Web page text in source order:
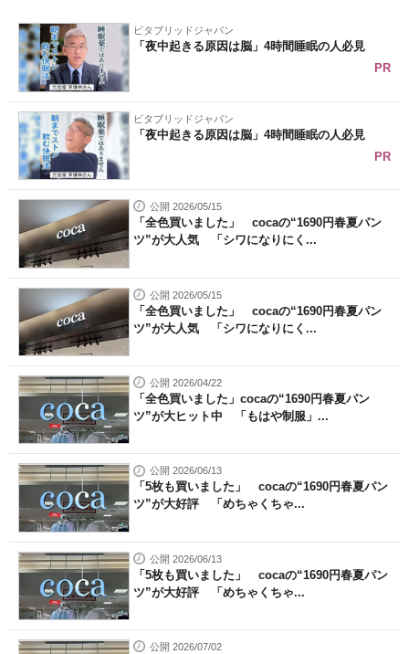
モノづくり技術者専門サイト
エレクトロニクス専門サイト
電子設計の基本と応用
エネルギーの専門メディア
ちょっと気になるネットの話題
ビタブリッドジャパン
「夜中起きる原因は脳」4時間睡眠の人必見
PR
ビタブリッドジャパン
「夜中起きる原因は脳」4時間睡眠の人必見
PR
公開 2026/05/15
「全色買いました」 cocaの“1690円春夏パン
ツ”が大人気 「シワになりにく...
公開 2026/05/15
「全色買いました」 cocaの“1690円春夏パン
ツ”が大人気 「シワになりにく...
公開 2026/04/22
「全色買いました」cocaの“1690円春夏パン
ツ”が大ヒット中 「もはや制服」...
公開 2026/06/13
「5枚も買いました」 cocaの“1690円春夏パン
ツ”が大好評 「めちゃくちゃ...
公開 2026/06/13
「5枚も買いました」 cocaの“1690円春夏パン
ツ”が大好評 「めちゃくちゃ...
公開 2026/07/02